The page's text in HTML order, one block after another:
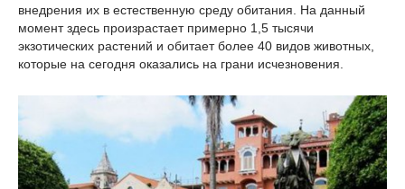
внедрения их в естественную среду обитания. На данный
момент здесь произрастает примерно 1,5 тысячи
экзотических растений и обитает более 40 видов животных,
которые на сегодня оказались на грани исчезновения.